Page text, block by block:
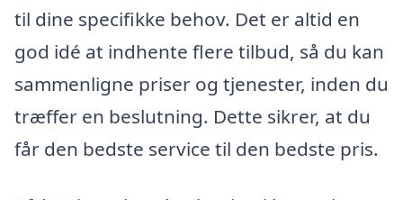
til dine specifikke behov. Det er altid en
god idé at indhente flere tilbud, så du kan
sammenligne priser og tjenester, inden du
træffer en beslutning. Dette sikrer, at du
får den bedste service til den bedste pris.